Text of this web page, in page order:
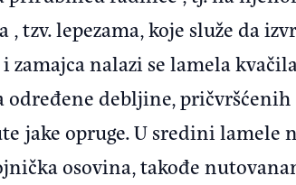
tzv. lepezama, koje služe da
zamajca nalazi se lamela
debljine,
jake opruge. U sredini lamele
osovina, takođe